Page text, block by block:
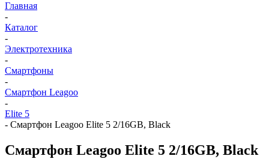
Главная
-
Каталог
-
Электротехника
-
Смартфоны
-
Смартфон Leagoo
-
Elite 5
- Смартфон Leagoo Elite 5 2/16GB, Black
Смартфон Leagoo Elite 5 2/16GB, Black